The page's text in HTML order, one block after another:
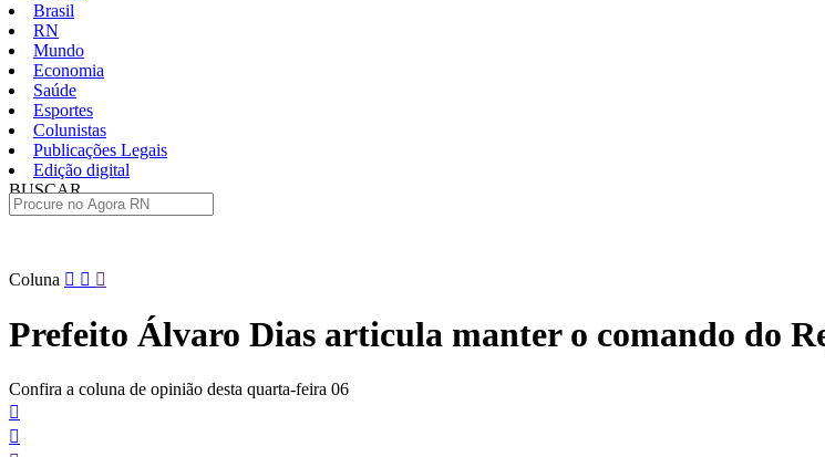
Brasil
RN
Mundo
Economia
Saúde
Esportes
Colunistas
Publicações Legais
Edição digital
BUSCAR
Pular
conteúdo
Coluna
Prefeito Álvaro Dias articula manter o comando do
Confira a coluna de opinião desta quarta-feira 06